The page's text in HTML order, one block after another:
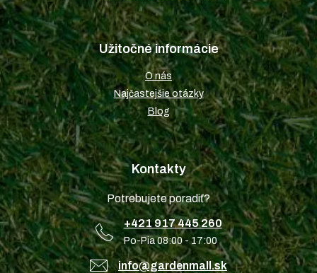
Užitočné informácie
O nás
Najčastejšie otázky
Blog
Kontakty
Potrebujete poradiť?
+421 917 445 260
Po-Pia 08:00 - 17:00
info@gardenmall.sk